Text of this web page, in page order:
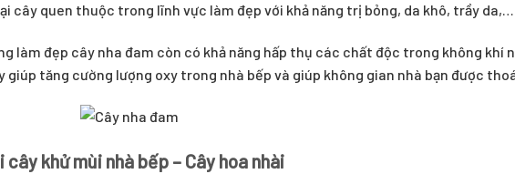
cây quen thuộc trong lĩnh vực làm đẹp với khả năng trị bỏng, da khô, trầy da,…
làm đẹp cây nha đam còn có khả năng hấp thụ các chất độc trong không khí
giúp tăng cường lượng oxy trong nhà bếp và giúp không gian nhà bạn được
cây khử mùi nhà bếp – Cây hoa nhài